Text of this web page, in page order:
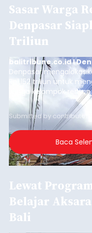
Sasar Warga
Denpasar
Triliun
balitribune.co.id I
Denpasar
Rp1,152 triliun untuk
warga kelompok
garis kemiskinan.
guna menjaga
kelompok desil 5 dan 6
merosot ke kategori
Submitted by contributor
Baca
Lewat
Belajar
Bali